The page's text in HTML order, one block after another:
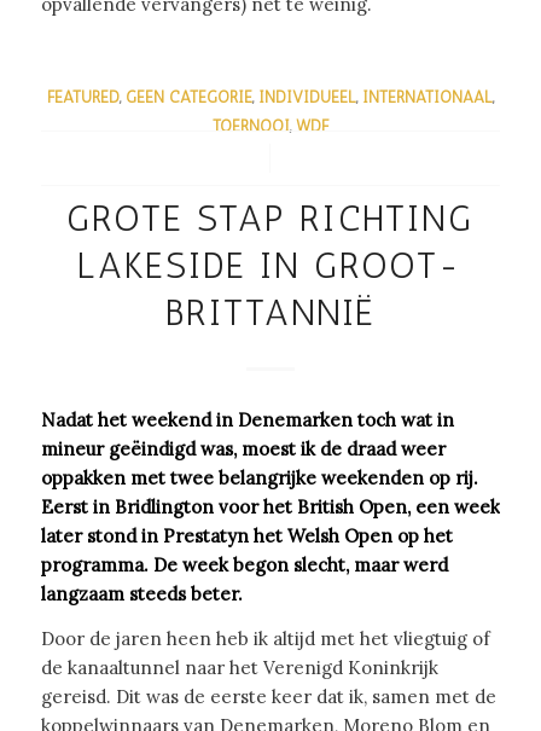
FEATURED, GEEN CATEGORIE, INDIVIDUEEL, INTERNATIONAAL,
TOERNOOI,WDF
GROTE STAP RICHTING
LAKESIDE IN GROOT-
BRITTANNIË
Nadat het weekend in Denemarken toch wat in
mineur geëindigd was, moest ik de draad weer
oppakken met twee belangrijke weekenden op rij.
Eerst in Bridlington voor het British Open, een week
later stond in Prestatyn het Welsh Open op het
programma. De week begon slecht, maar werd
langzaam steeds beter.
Door de jaren heen heb ik altijd met het vliegtuig of
de kanaaltunnel naar het Verenigd Koninkrijk
gereisd. Dit was de eerste keer dat ik, samen met de
koppelwinnaars van Denemarken, Moreno Blom en